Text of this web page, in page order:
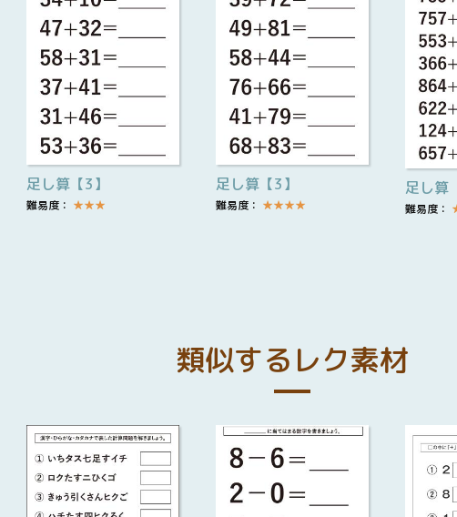
足し算【3】
難易度： ★★★
足し算【3】
難易度： ★★★★
足し算
難易度：
類似するレク素材